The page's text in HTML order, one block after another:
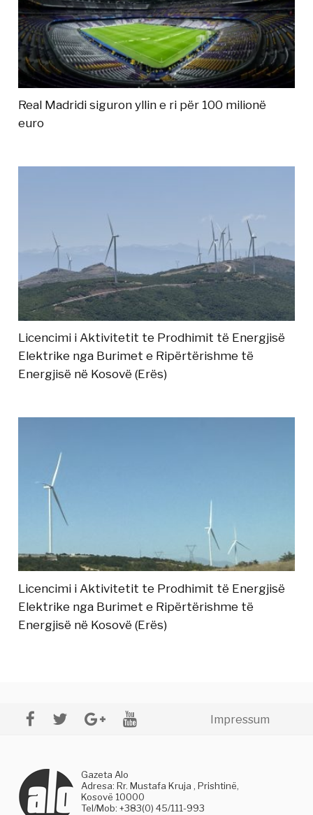
Real Madridi siguron yllin e ri për 100 milionë
euro
Licencimi i Aktivitetit te Prodhimit të Energjisë
Elektrike nga Burimet e Ripërtërishme të
Energjisë në Kosovë (Erës)
Licencimi i Aktivitetit te Prodhimit të Energjisë
Elektrike nga Burimet e Ripërtërishme të
Energjisë në Kosovë (Erës)
Impressum
Gazeta Alo
Adresa: Rr. Mustafa Kruja , Prishtinë,
Kosovë 10000
Tel/Mob: +383(0) 45/111-993